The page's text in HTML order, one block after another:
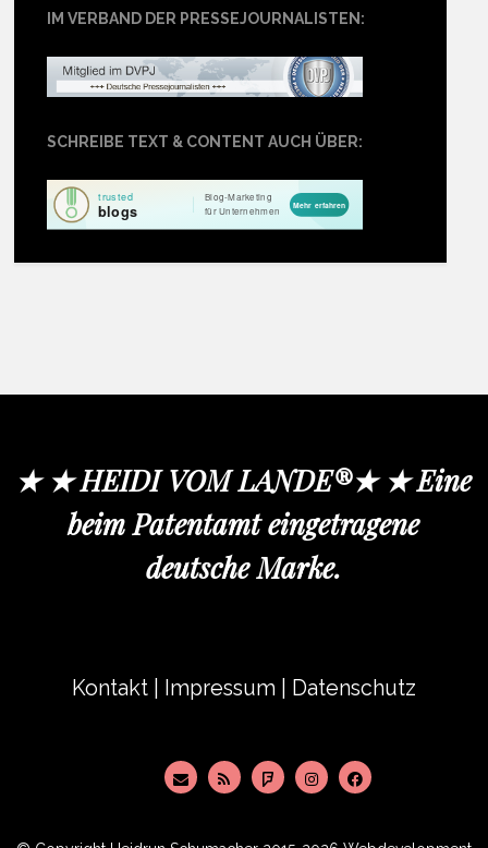
IM VERBAND DER PRESSEJOURNALISTEN:
SCHREIBE TEXT & CONTENT AUCH ÜBER:
★ ★ HEIDI VOM LANDE®★ ★ Eine
beim Patentamt eingetragene
deutsche Marke.
Kontakt Impressum Datenschutz